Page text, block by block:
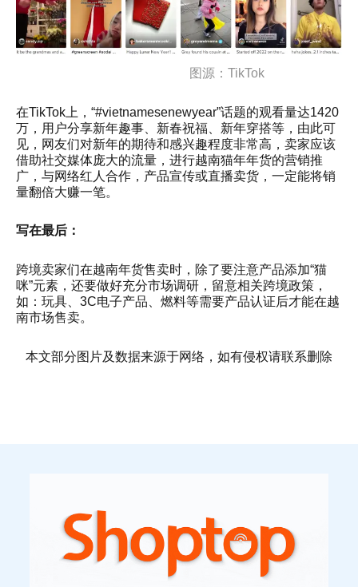
图源：TikTok
在TikTok上，“#vietnamesenewyear”话题的观看量达1420
万，用户分享新年趣事、新春祝福、新年穿搭等，由此可
见，网友们对新年的期待和感兴趣程度非常高，卖家应该
借助社交媒体庞大的流量，进行越南猫年年货的营销推
广，与网络红人合作，产品宣传或直播卖货，一定能将销
量翻倍大赚一笔。
写在最后：
跨境卖家们在越南年货售卖时，除了要注意产品添加“猫
咪”元素，还要做好充分市场调研，留意相关跨境政策，
如：玩具、3C电子产品、燃料等需要产品认证后才能在越
南市场售卖。
本文部分图片及数据来源于网络，如有侵权请联系删除